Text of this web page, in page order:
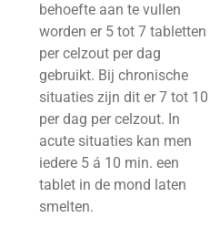
behoefte aan te vullen
worden er 5 tot 7 tabletten
per celzout per dag
gebruikt. Bij chronische
situaties zijn dit er 7 tot 10
per dag per celzout. In
acute situaties kan men
iedere 5 á 10 min. een
tablet in de mond laten
smelten.